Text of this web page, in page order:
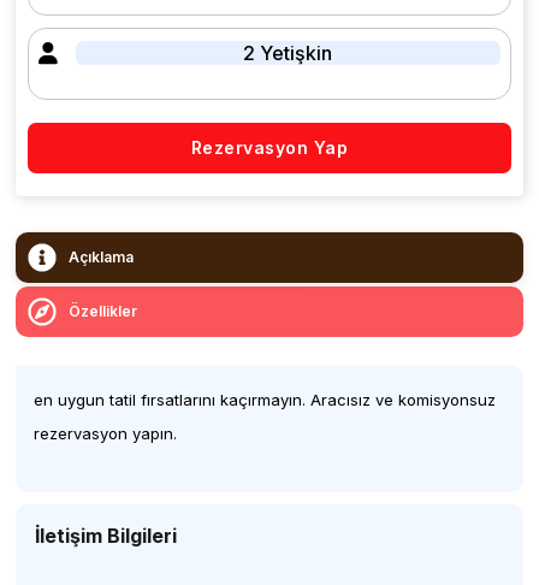
2 Yetişkin
Rezervasyon Yap
Açıklama
Özellikler
en uygun tatil fırsatlarını kaçırmayın. Aracısız ve komisyonsuz
rezervasyon yapın.
İletişim Bilgileri